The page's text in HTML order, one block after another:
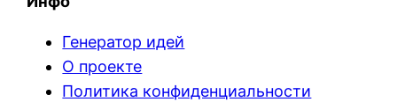
Генератор идей
О проекте
Политика конфиденциальности